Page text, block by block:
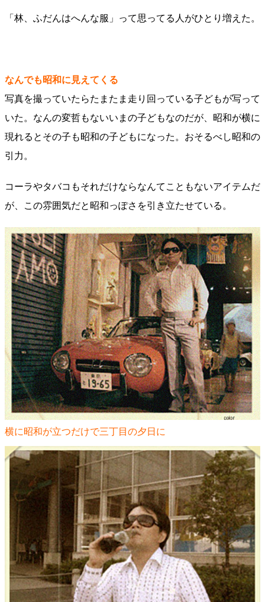
「林、ふだんはへんな服」って思ってる人がひとり増えた。
なんでも昭和に見えてくる
写真を撮っていたらたまたま走り回っている子どもが写って
いた。なんの変哲もないいまの子どもなのだが、昭和が横に
現れるとその子も昭和の子どもになった。おそるべし昭和の
引力。
コーラやタバコもそれだけならなんてこともないアイテムだ
が、この雰囲気だと昭和っぽさを引き立たせている。
横に昭和が立つだけで三丁目の夕日に